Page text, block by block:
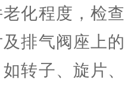
化程度，检
排气阀座上
转子、旋片